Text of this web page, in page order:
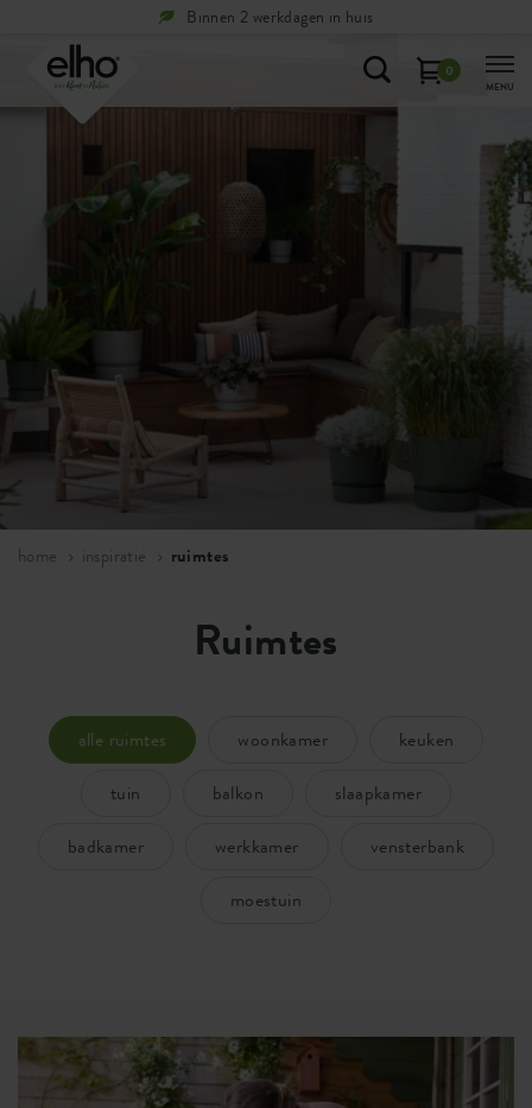
Gratisterugsturen binnen 100 dagen
0
MENU
home inspiratie ruimtes
Ruimtes
alle ruimtes woonkamer
keuken
tuin
balkon
slaapkamer
badkamer
werkkamer
vensterbank
moestuin